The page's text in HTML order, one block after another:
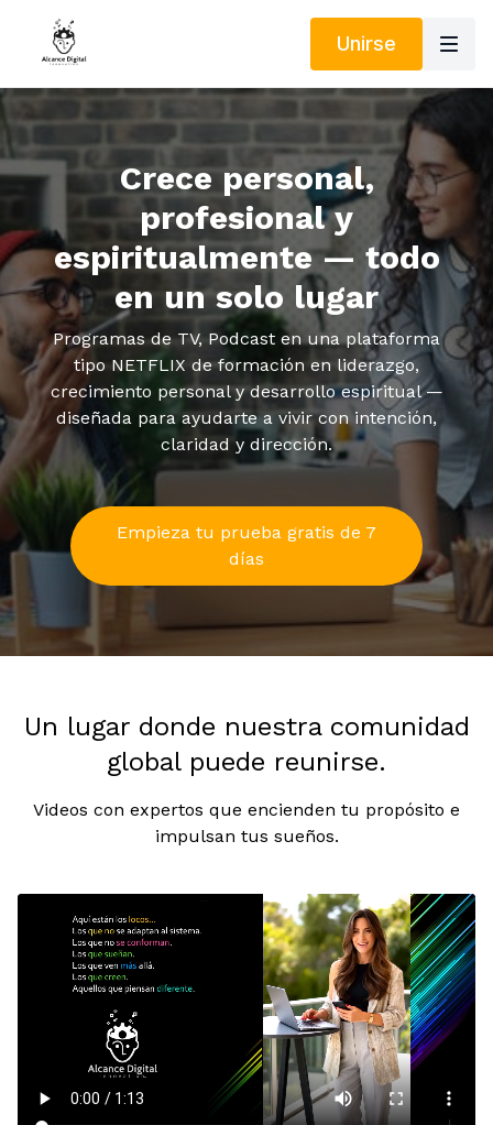
Unirse
Crece personal,
profesional y
espiritualmente — todo
en un solo lugar
Programas de TV, Podcast en una plataforma
tipo NETFLIX de formación en liderazgo,
crecimiento personal y desarrollo espiritual —
diseñada para ayudarte a vivir con intención,
claridad y dirección.
Empieza tu prueba gratis de 7
días
Un lugar donde nuestra comunidad
global puede reunirse.
Videos con expertos que encienden tu propósito e
impulsan tus sueños.